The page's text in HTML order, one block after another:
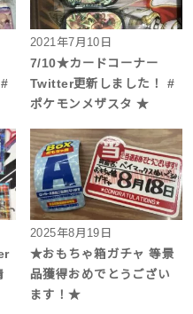
2021年7月10日
7/10★カードコーナー
Twitter更新しました！ #
ポケモンメザスタ ★
2025年8月19日
★おもちゃ箱ガチャ 等景
品獲得おめでとうござい
ます！★